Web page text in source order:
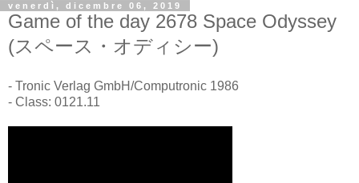
venerdì, dicembre 06, 2019
Game of the day 2678 Space Odyssey
(スペース・オディシー)
- Tronic Verlag GmbH/Computronic 1986
- Class: 0121.11